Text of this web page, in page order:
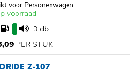
voor Personenwagen
voorraad
0 db
PER STUK
Z-107